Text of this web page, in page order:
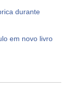
durante
em novo livro